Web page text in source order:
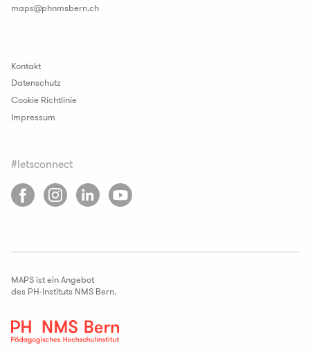
maps@phnmsbern.ch
Kontakt
Datenschutz
Cookie Richtlinie
Impressum
#letsconnect
MAPS ist ein Angebot
des PH-Instituts NMS Bern.